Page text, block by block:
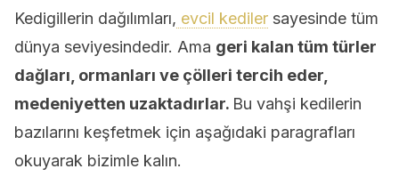
Kedigillerin dağılımları, evcil kediler sayesinde tüm
dünya seviyesindedir. Ama geri kalan tüm türler
dağları, ormanları ve çölleri tercih eder,
medeniyetten uzaktadırlar. Bu vahşi kedilerin
bazılarını keşfetmek için aşağıdaki paragrafları
okuyarak bizimle kalın.